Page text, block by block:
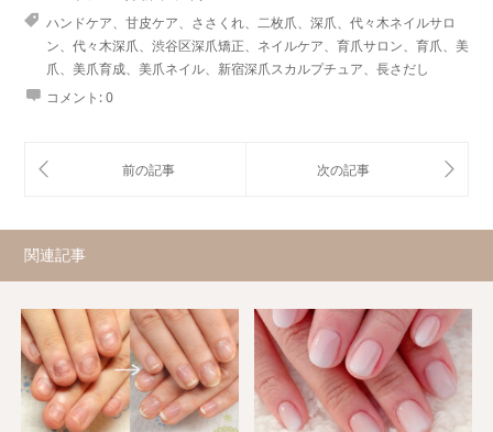
ハンドケア、甘皮ケア、ささくれ、二枚爪、深爪、代々木ネイルサロ
ン、代々木深爪、渋谷区深爪矯正、ネイルケア、育爪サロン、育爪、美
爪、美爪育成、美爪ネイル、新宿深爪スカルプチュア、長さだし
コメント:0
関連記事